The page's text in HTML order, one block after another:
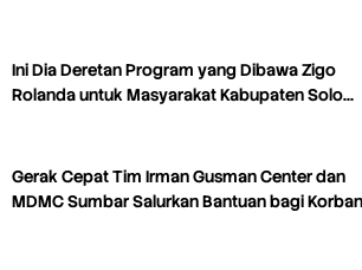
Ini Dia Deretan Program yang Dibawa Zigo
Rolanda untuk Masyarakat Kabupaten Solo…
Gerak Cepat Tim Irman Gusman Center dan
MDMC Sumbar Salurkan Bantuan bagi